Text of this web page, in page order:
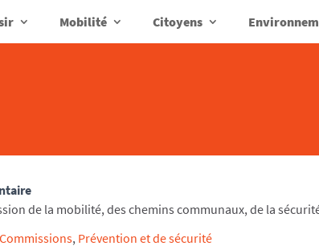
Mobilité Citoyens
de la mobilité, des chemins communaux, de la
Commissions, Prévention et de sécurité